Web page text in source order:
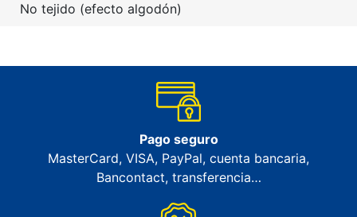
No tejido (efecto algodón)
Pago seguro
MasterCard, VISA, PayPal, cuenta bancaria,
Bancontact, transferencia…